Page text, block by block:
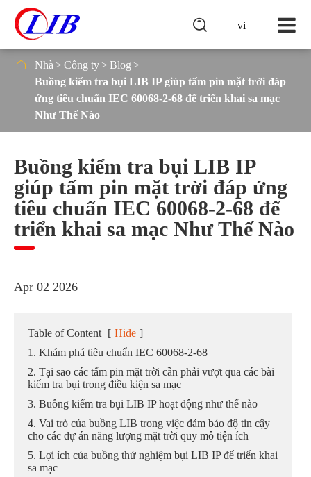
vi

 Nhà Công ty
Blog
Buồng kiểm tra bụi LIB IP giúp tấm pin mặt trời đáp
ứng tiêu chuẩn IEC 60068-2-68 để triển khai sa mạc
Như Thế Nào
Buồng kiểm tra bụi LIB IP
giúp tấm pin mặt trời đáp ứng
tiêu chuẩn IEC 60068-2-68 để
triển khai sa mạc Như Thế Nào
Apr 02 2026
Table of Content [ Hide ]
1. Khám phá tiêu chuẩn IEC 60068-2-68
2. Tại sao các tấm pin mặt trời cần phải vượt qua các bài
kiểm tra bụi trong điều kiện sa mạc
3. Buồng kiểm tra bụi LIB IP hoạt động như thế nào
4. Vai trò của buồng LIB trong việc đảm bảo độ tin cậy
cho các dự án năng lượng mặt trời quy mô tiện ích
5. Lợi ích của buồng thử nghiệm bụi LIB IP để triển khai
sa mạc